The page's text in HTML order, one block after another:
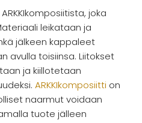
joka
leikataan ja
jälkeen kappaleet
avulla toisiinsa. Liitokset
ja kiillotetaan
ARKKIkomposiitti on
naarmut voidaan
tuote jälleen